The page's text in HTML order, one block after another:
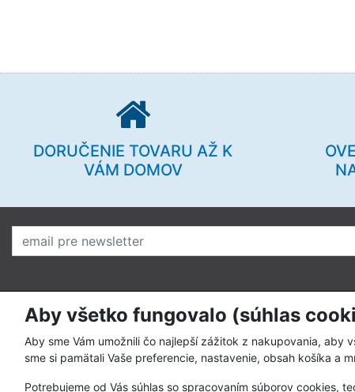
Aby všetko fungovalo (súhlas
Aby sme Vám umožnili čo najlepší zážitok z nakupovania, aby
sme si pamätali Vaše preferencie, nastavenie, obsah košíka a
Potrebujeme od Vás súhlas so spracovaním súborov cookies,
DORUČENIE TOVARU AŽ K
VÁM DOMOV
O nás
Prečo nakupovať u nás
Kto sme
Pre
Ako
Spôsoby